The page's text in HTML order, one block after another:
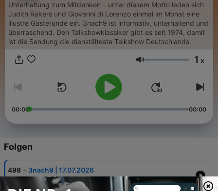
Unterhaltung zum Mitdenken – unter diesem Motto laden sich
Judith Rakers und Giovanni di Lorenzo einmal im Monat eine
illustre Gästerunde ein. 3nach9 ist informativ, unterhaltend und
überraschend. Den Talkshowklassiker gibt es seit 1974, damit
ist die Sendung die dienstälteste Talkshow Deutschlands.
Lautstärke 1 x
00:00 00:00
Folgen
498 - 3nach9 | 17.07.2026